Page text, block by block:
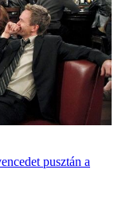
pusztán a